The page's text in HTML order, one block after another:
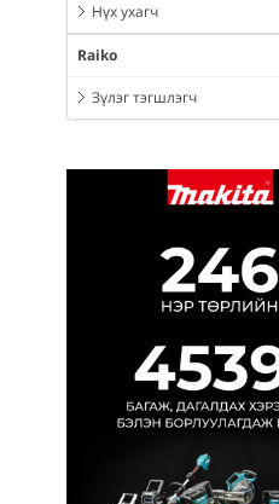
Нүх ухагч
Raiko
Зүлэг тэгшлэгч